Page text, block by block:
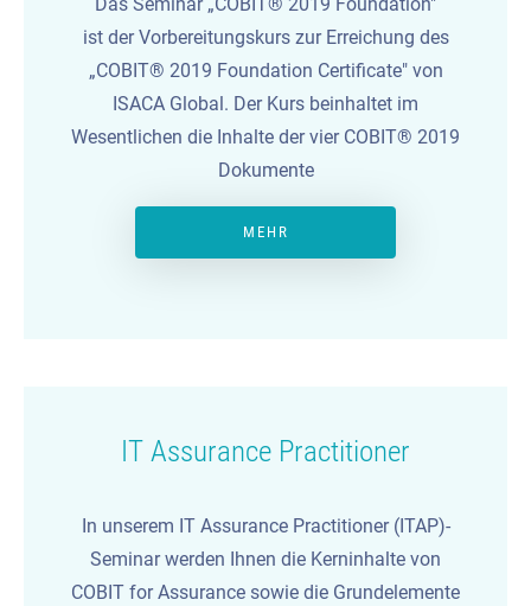
Das Seminar „COBIT® 2019 Foundation"
ist der Vorbereitungskurs zur Erreichung des
„COBIT® 2019 Foundation Certificate" von
ISACA Global. Der Kurs beinhaltet im
Wesentlichen die Inhalte der vier COBIT® 2019
Dokumente
MEHR
IT Assurance Practitioner
In unserem IT Assurance Practitioner (ITAP)-
Seminar werden Ihnen die Kerninhalte von
COBIT for Assurance sowie die Grundelemente